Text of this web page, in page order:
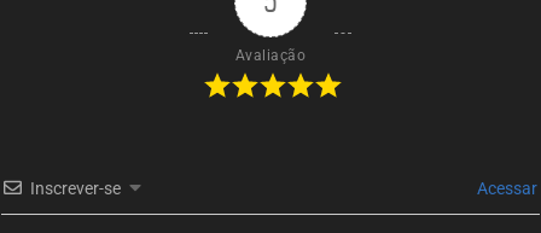
ASSISTIDO
Avaliação
Inscrever-se Acessar